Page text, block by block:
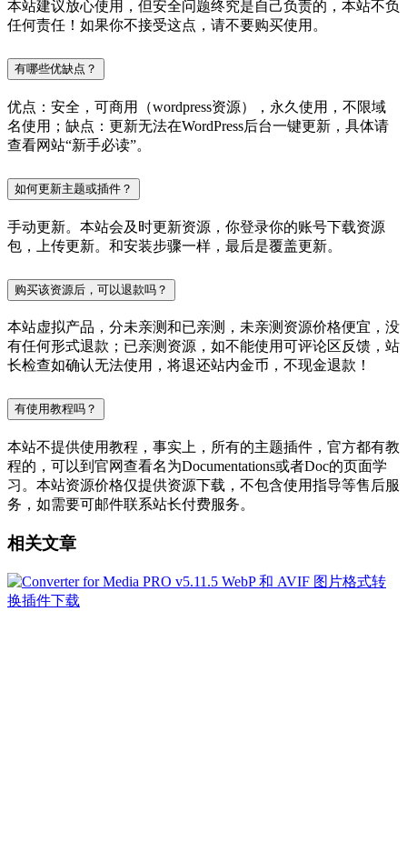
本站建议放心使用，但安全问题终究是自己负责的，本站不负
任何责任！如果你不接受这点，请不要购买使用。
有哪些优缺点？
优点：安全，可商用（wordpress资源），永久使用，不限域
名使用；缺点：更新无法在WordPress后台一键更新，具体请
查看网站“新手必读”。
如何更新主题或插件？
手动更新。本站会及时更新资源，你登录你的账号下载资源
包，上传更新。和安装步骤一样，最后是覆盖更新。
购买该资源后，可以退款吗？
本站虚拟产品，分未亲测和已亲测，未亲测资源价格便宜，没
有任何形式退款；已亲测资源，如不能使用可评论区反馈，站
长检查如确认无法使用，将退还站内金币，不现金退款！
有使用教程吗？
本站不提供使用教程，事实上，所有的主题插件，官方都有教
程的，可以到官网查看名为Documentations或者Doc的页面学
习。本站资源价格仅提供资源下载，不包含使用指导等售后服
务，如需要可邮件联系站长付费服务。
相关文章